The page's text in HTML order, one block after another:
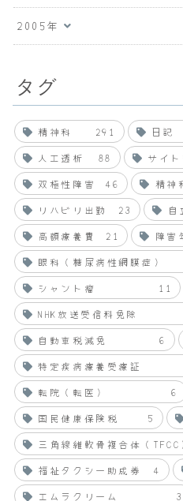
2005年
タグ
精神科 291 日記
人工透析
88 サイト
双極性障害
46 精神
リハビリ出勤
23 自
高額療養費
21 障害
眼科（糖尿病性網膜症）
シャント瘤
11
NHK放送受信料免除
自動車税減免
6
特定疾病療養受療証
転院（転医）
6
国民健康保険税
5
三角線維軟骨複合体（TFCC
福祉タクシー助成券
4
エムラクリーム
3